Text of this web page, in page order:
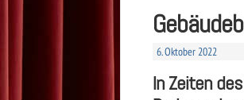
6. Oktober 2022
In Zeiten